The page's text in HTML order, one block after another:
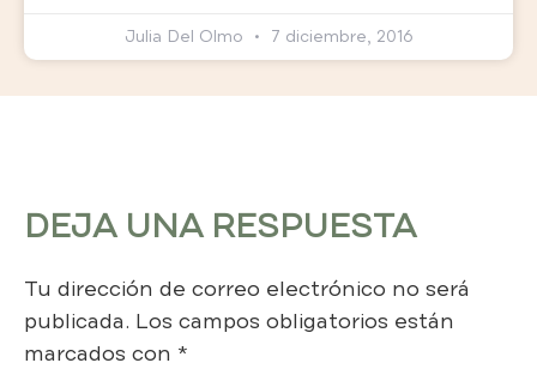
Julia Del Olmo 7 diciembre, 2016
DEJA UNA RESPUESTA
Tu dirección de correo electrónico no será
publicada. Los campos obligatorios están
marcados con *